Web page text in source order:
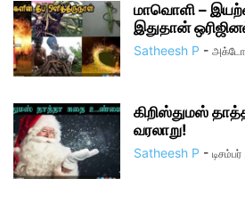
மாவொளி –
இதுதான்
Satheesh P -
கிறிஸ்துமஸ்
வரலாறு!
Satheesh P -